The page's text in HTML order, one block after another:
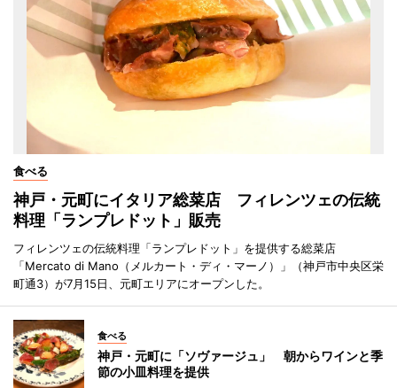
食べる
神戸・元町にイタリア総菜店 フィレンツェの伝統
料理「ランプレドット」販売
フィレンツェの伝統料理「ランプレドット」を提供する総菜店
「Mercato di Mano（メルカート・ディ・マーノ）」（神戸市中央区栄
町通3）が7月15日、元町エリアにオープンした。
食べる
神戸・元町に「ソヴァージュ」 朝からワインと季
節の小皿料理を提供